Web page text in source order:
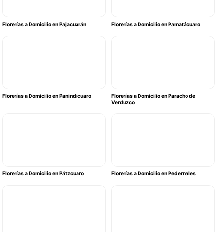
Florerías a Domicilio en Pajacuarán Florerías a Domicilio en Pamatácuaro
Florerías a Domicilio en Panindícuaro
Florerías a Domicilio en Paracho de
Verduzco
Florerías a Domicilio en Pátzcuaro Florerías a Domicilio en Pedernales